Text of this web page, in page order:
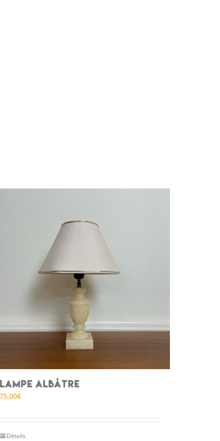
Lampe albâtre
75,00€
Détails